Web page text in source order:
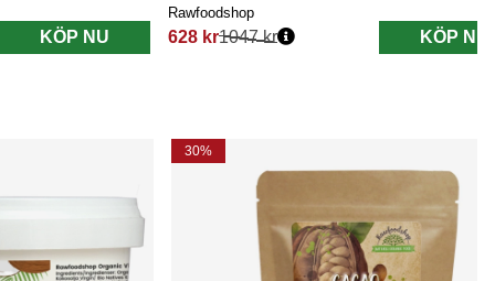
KÖP NU
Rawfoodshop
628 kr
Ordinarie pris:
1047 kr KÖP NU
30%